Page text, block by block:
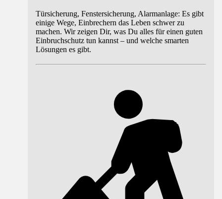
Türsicherung, Fenstersicherung, Alarmanlage: Es gibt
einige Wege, Einbrechern das Leben schwer zu
machen. Wir zeigen Dir, was Du alles für einen guten
Einbruchschutz tun kannst – und welche smarten
Lösungen es gibt.